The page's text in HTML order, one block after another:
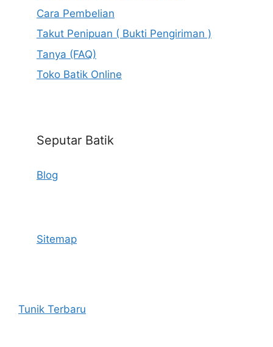
Cara Pembelian
Takut Penipuan ( Bukti Pengiriman )
Tanya (FAQ)
Toko Batik Online
Seputar Batik
Blog
Sitemap
Tunik Terbaru